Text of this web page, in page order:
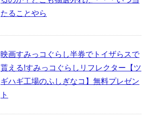
たることやら
映画すみっコぐらし半券でトイザらスで
貰える!すみっコぐらしリフレクター【ツ
ギハギ工場のふしぎなコ】無料プレゼン
ト